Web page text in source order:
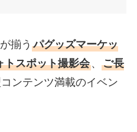
揃う パグッズマーケッ
トスポット撮影会、 ご長
ンテンツ満載のイベン